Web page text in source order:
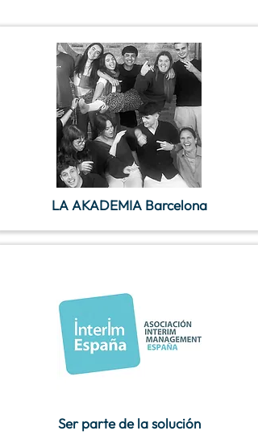
LA AKADEMIA Barcelona
Ser parte de la solución